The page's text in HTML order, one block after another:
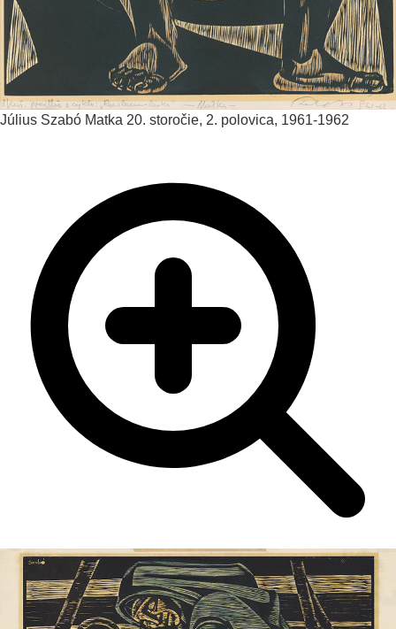
Július Szabó Matka 20. storočie, 2. polovica, 1961-1962